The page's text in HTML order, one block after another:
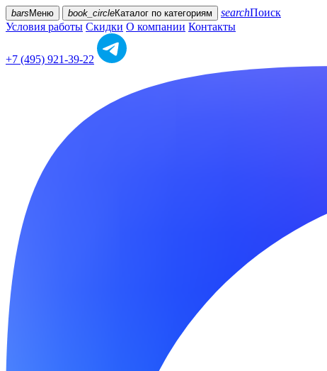
bars Меню book_circleКаталог по категориям searchПоиск
Условия работы Скидки О компании Контакты
+7 (495) 921-39-22